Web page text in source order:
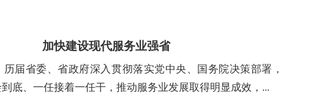
加快建设现代服务业强省
历届省委、省政府深入贯彻落实党中央、国务院决策部署，
底、一任接着一任干，推动服务业发展取得明显成效，...